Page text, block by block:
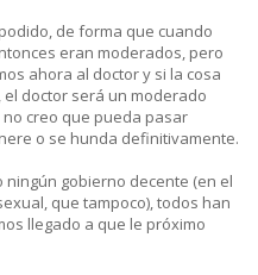
de forma que cuando
eran moderados, pero
ahora al doctor y si la cosa
doctor será un moderado
creo que pueda pasar
o se hunda definitivamente.
ningún gobierno decente (en el
que tampoco), todos han
llegado a que le próximo